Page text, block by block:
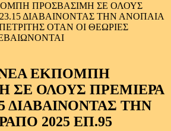
ΠΡΟΣΒΑΣΙΜΗ ΣΕ ΟΛΟΥΣ
ΔΙΑΒΑΙΝΟΝΤΑΣ ΤΗΝ ΑΝΟΠΑΙΑ
ΟΤΑΝ ΟΙ ΘΕΩΡΙΕΣ